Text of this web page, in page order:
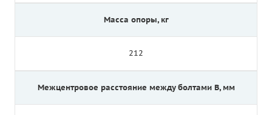
Масса опоры, кг
212
Межцентровое расстояние между болтами B, мм